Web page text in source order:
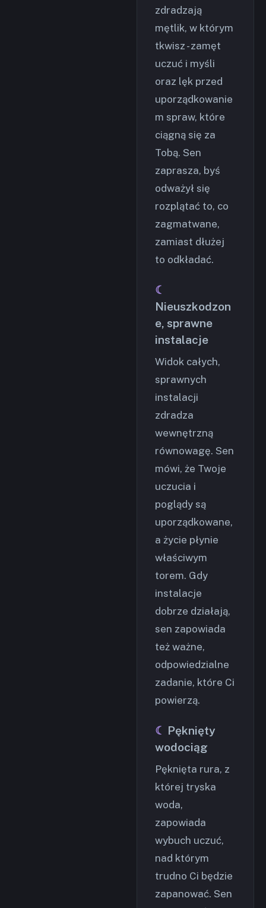
zdradzają
mętlik, w którym
tkwisz - zamęt
uczuć i myśli
oraz lęk przed
uporządkowanie
m spraw, które
ciągną się za
Tobą. Sen
zaprasza, byś
odważył się
rozplątać to, co
zagmatwane,
zamiast dłużej
to odkładać.
Nieuszkodzon
e, sprawne
instalacje
Widok całych,
sprawnych
instalacji
zdradza
wewnętrzną
równowagę. Sen
mówi, że Twoje
uczucia i
poglądy są
uporządkowane,
a życie płynie
właściwym
torem. Gdy
instalacje
dobrze działają,
sen zapowiada
też ważne,
odpowiedzialne
zadanie, które Ci
powierzą.
Pęknięty
wodociąg
Pęknięta rura, z
której tryska
woda,
zapowiada
wybuch uczuć,
nad którym
trudno Ci będzie
zapanować. Sen